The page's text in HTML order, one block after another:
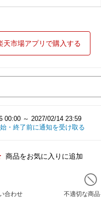
天市場アプリで購入する
00:00 ～ 2027/02/14 23:59
・終了前に通知を受け取る
商品をお気に入りに追加
合わせ 不適切な商